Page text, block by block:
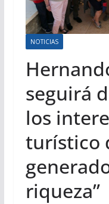
NOTICIAS
seguirá
los
turístico
riqueza”